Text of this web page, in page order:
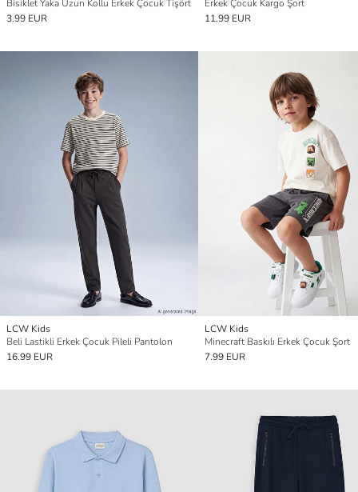
Bisiklet Yaka Uzun Kollu Erkek Çocuk Tişört
3.99 EUR
Erkek Çocuk Kargo Şort
11.99 EUR
LCW Kids
Beli Lastikli Erkek Çocuk Pileli Pantolon
16.99 EUR
LCW Kids
Minecraft Baskılı Erkek Çocuk Şort
7.99 EUR